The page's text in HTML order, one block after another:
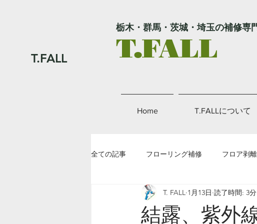
栃木・群馬・茨城・埼玉の補修専
T.FALL
Home T.FALLについて
全ての記事 フローリング補修 フロア剥
金属補修 その他補修
結露、紫外
T. FALL 1月13日 読了時間: 3分
T.FALL